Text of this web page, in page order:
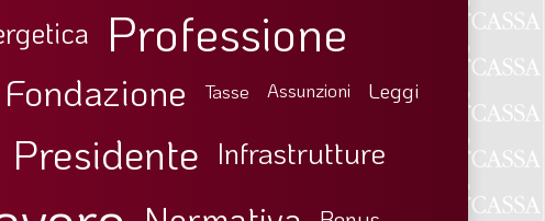
Professione
Fondazione Tasse Assunzioni Leggi
Presidente Infrastrutture